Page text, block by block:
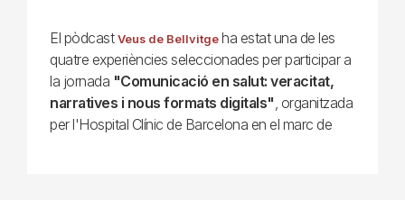
El pòdcast Veus de Bellvitgeha estat una de les
quatre experiències seleccionades per participar a
la jornada "Comunicació en salut: veracitat,
narratives i nous formats digitals" , organitzada
per l'Hospital Clínic de Barcelona en el marc de